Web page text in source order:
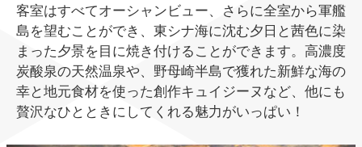
客室はすべてオーシャンビュー、さらに全室から軍艦
島を望むことができ、東シナ海に沈む夕日と茜色に染
まった夕景を目に焼き付けることができます。高濃度
炭酸泉の天然温泉や、野母崎半島で獲れた新鮮な海の
幸と地元食材を使った創作キュイジーヌなど、他にも
贅沢なひとときにしてくれる魅力がいっぱい！